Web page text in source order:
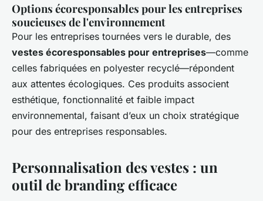
Options écoresponsables pour les entreprises
soucieuses de l'environnement
Pour les entreprises tournées vers le durable, des
vestes écoresponsables pour entreprises—comme
celles fabriquées en polyester recyclé—répondent
aux attentes écologiques. Ces produits associent
esthétique, fonctionnalité et faible impact
environnemental, faisant d’eux un choix stratégique
pour des entreprises responsables.
Personnalisation des vestes : un
outil debrandingefficace